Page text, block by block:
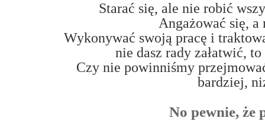
Starać się, ale nie robić
Angażować się, a
Wykonywać swoją pracę i
nie dasz rady załatwić,
Czy nie powinniśmy
bardziej,
No pewnie, że